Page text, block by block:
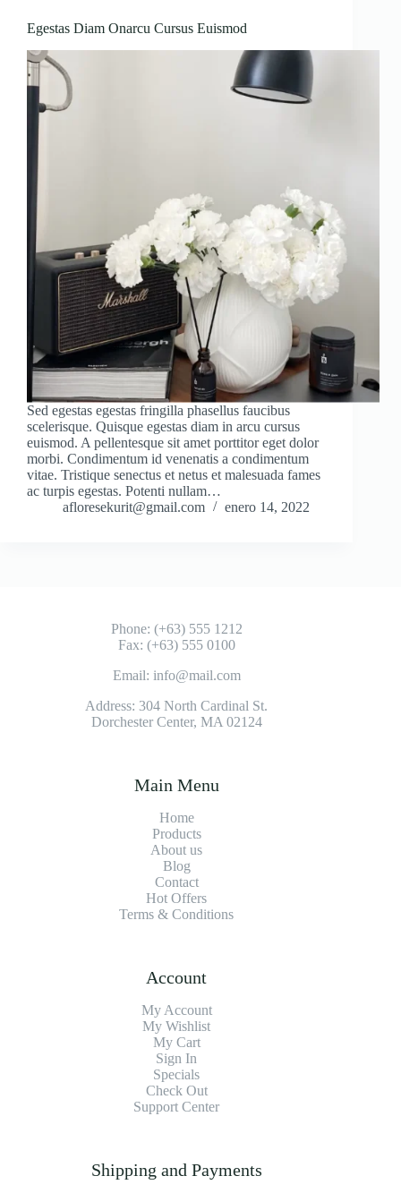
Egestas Diam Onarcu Cursus Euismod
Sed egestas egestas fringilla phasellus faucibus
scelerisque. Quisque egestas diam in arcu cursus
euismod. A pellentesque sit amet porttitor eget dolor
morbi. Condimentum id venenatis a condimentum
vitae. Tristique senectus et netus et malesuada fames
ac turpis egestas. Potenti nullam…
afloresekurit@gmail.com
enero 14, 2022
Phone: (+63) 555 1212
Fax: (+63) 555 0100
Email: info@mail.com
Address: 304 North Cardinal St.
Dorchester Center, MA 02124
Main Menu
Home
Products
About us
Blog
Contact
Hot Offers
Terms & Conditions
Account
My Account
My Wishlist
My Cart
Sign In
Specials
Check Out
Support Center
Shipping and Payments